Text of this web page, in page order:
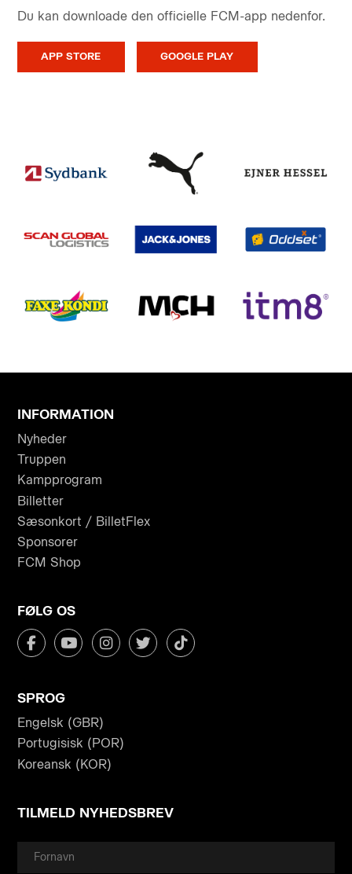
Du kan downloade den officielle FCM-app nedenfor.
APP STORE GOOGLE PLAY
INFORMATION
Nyheder
Truppen
Kampprogram
Billetter
Sæsonkort / BilletFlex
Sponsorer
FCM Shop
FØLG OS
SPROG
Engelsk (GBR)
Portugisisk (POR)
Koreansk (KOR)
TILMELD NYHEDSBREV